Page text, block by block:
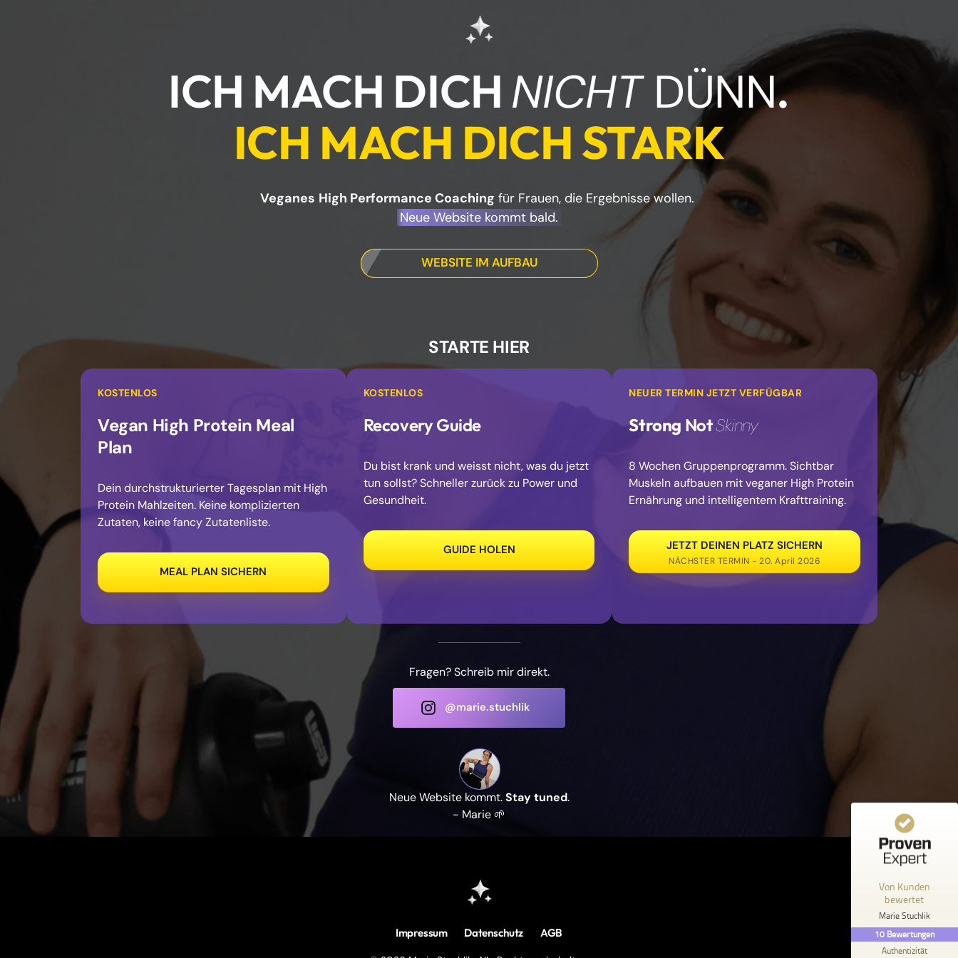
ICH MACH DICH NICHT DÜNN .
ICH MACH DICH STARK
Veganes High Performance Coaching
Neue Website kommt bald.
WEBSITE IM AUFBAU
STARTE HIER
KOSTENLOS
Vegan High Protein
Plan
Dein durchstrukturierter Tagesplan mit High
Protein Mahlzeiten. Keine komplizierten
Zutaten, keine fancy Zutatenliste.
MEAL PLAN SICHERN
KOSTENLOS
Recovery Guide
Du bist krank und weisst nicht, was du jetzt
tun sollst? Schneller zurück zu Power und
Gesundheit.
GUIDE HOLEN
NEUER TERMIN JETZT VERFÜGBAR
Strong Not Skinny
8 Wochen Gruppenprogramm. Sichtbar
Muskeln aufbauen mit veganer High Protein
Ernährung und intelligentem Krafttraining.
JETZT DEINEN PLATZ SICHERN
NÄCHSTER TERMIN - 20. April 2026
Fragen? Schreib mir direkt.
@marie.stuchlik
Neue Website kommt. Stay tuned.
- Marie 🌱
Impressum Datenschutz AGB
Von Kunden
bewertet
Marie Stuchlik
10 Bewertungen
Authentizität
Kundenbewertungen und Erfahrungen zu
Marie Stuchlik
Bewertungen auf ProvenExpert.com
Anonym
5,00
muss. Gerade in der heutigen Social Media
Welt wird man stark verun...